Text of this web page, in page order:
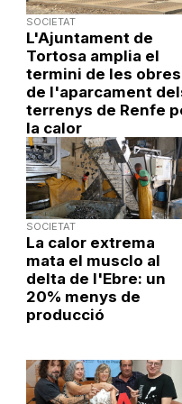
SOCIETAT
L'Ajuntament de
Tortosa amplia el
termini de les obres
de l'aparcament
terrenys de Renfe
la calor
SOCIETAT
La calor extrema
mata el musclo al
delta de l'Ebre: un
20% menys de
producció